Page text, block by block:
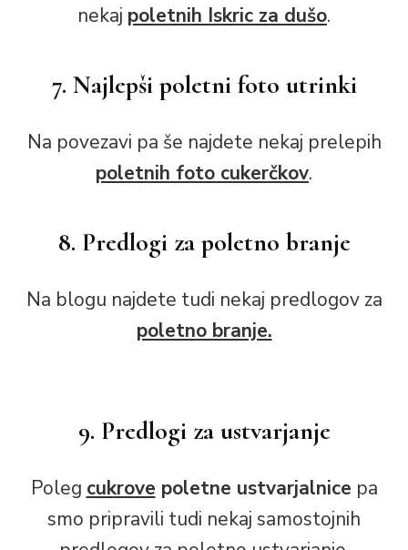
nekaj poletnih Iskric za dušo.
7. Najlepši poletni foto utrinki
Na povezavi pa še najdete nekaj prelepih
poletnih foto cukerčkov.
8. Predlogi za poletno branje
Na blogu najdete tudi nekaj predlogov za
poletno branje.
9. Predlogi za ustvarjanje
Poleg cukrove poletne ustvarjalnice pa
smo pripravili tudi nekaj samostojnih